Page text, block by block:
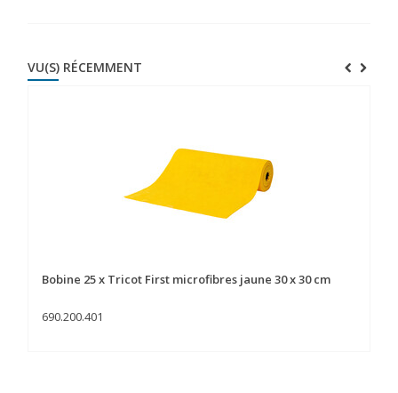
VU(S) RÉCEMMENT
Bobine 25 x Tricot First microfibres jaune 30 x 30 cm
690.200.401